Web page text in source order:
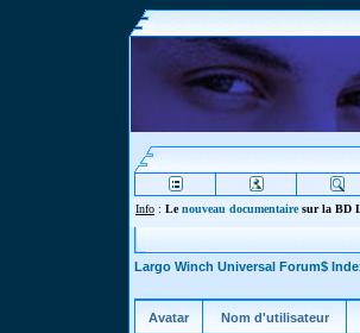
Info : Lenouveau documentairesur la BD
Largo Winch Universal Forum$
Avatar Nom d'utilisateur